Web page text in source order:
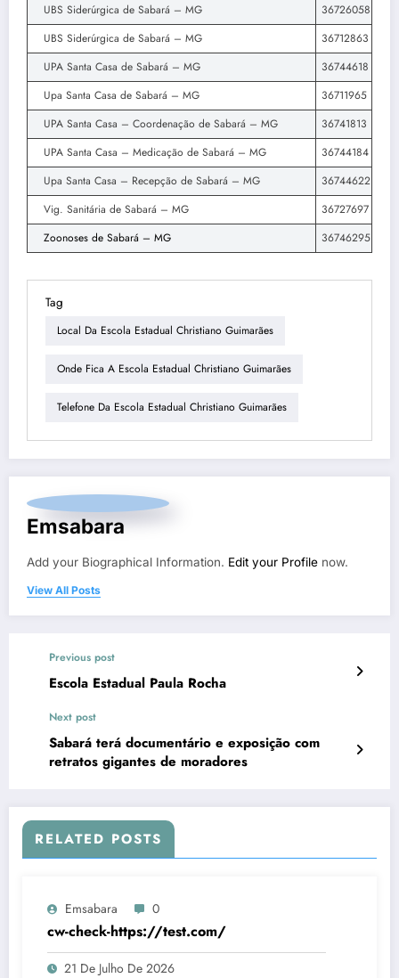
UBS Siderúrgica de Sabará – MG
36726058
UBS Siderúrgica de Sabará – MG
36712863
UPA Santa Casa de Sabará – MG
36744618
Upa Santa Casa de Sabará – MG
36711965
UPA Santa Casa – Coordenação de Sabará – MG
36741813
UPA Santa Casa – Medicação de Sabará – MG
36744184
Upa Santa Casa – Recepção de Sabará – MG
36744622
Vig. Sanitária de Sabará – MG
36727697
Zoonoses de Sabará – MG
36746295
Tag
Local Da Escola Estadual Christiano Guimarães
Onde Fica A Escola Estadual Christiano Guimarães
Telefone Da Escola Estadual Christiano Guimarães
Emsabara
Add your Biographical Information. Edit your Profile now.
View All Posts
Previous post
Escola Estadual Paula Rocha
Next post
Sabará terá documentário e exposição com
retratos gigantes de moradores
RELATED POSTS
Emsabara 0
cw-check-https://test.com/
21 De Julho De 2026